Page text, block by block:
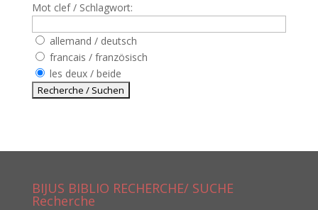
Mot clef / Schlagwort:
allemand / deutsch
francais / französisch
les deux / beide
BIJUS BIBLIO RECHERCHE/ SUCHE
Recherche